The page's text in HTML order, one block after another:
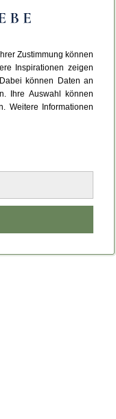
Zustimmung können
Inspirationen zeigen
können Daten an
Ihre Auswahl können
Weitere Informationen